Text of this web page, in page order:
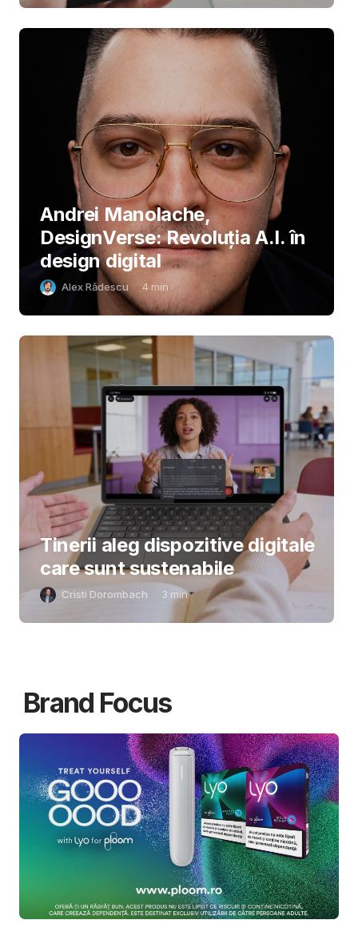
Andrei Manolache,
DesignVerse: Revoluția A.I. în
design digital
Alex Rădescu 4 min
Tinerii aleg dispozitive digitale
care sunt sustenabile
Cristi Dorombach 3 min
Brand Focus